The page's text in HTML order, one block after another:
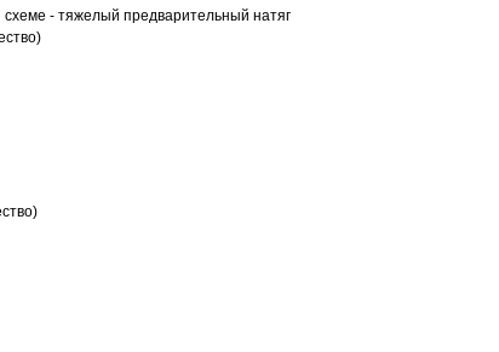
- тяжелый предварительный натяг